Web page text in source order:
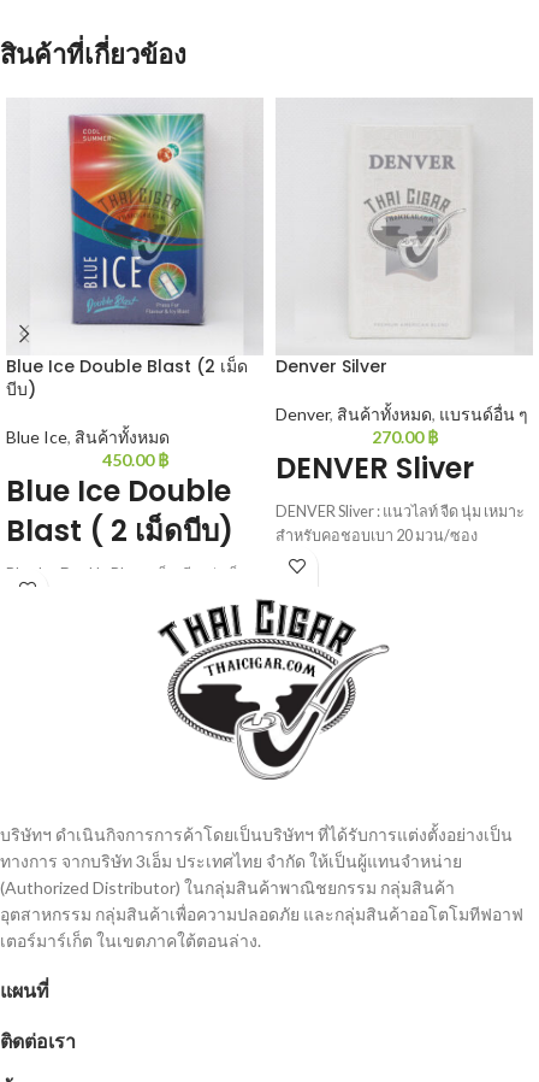
สินค้าที่เกี่ยวข้อง
Blue Ice Double Blast (2 เม็ด
บีบ)
Blue Ice, สินค้าทั้งหมด
450.00฿
Blue Ice Double
Blast ( 2 เม็ดบีบ)
Blue Ice Double Blast : เม็ดเดียวว่าเย็น
ไปเลยกับสองเม็ดบีบ 20 มวน/ซอง
Denver Silver
Denver, สินค้าทั้งหมด, แบรนด์อื่น ๆ
270.00฿
DENVER Sliver
DENVER Sliver : แนวไลท์ จืด นุ่ม เหมาะ
สำหรับคอชอบเบา 20 มวน/ซอง
บริษัทฯ ดำเนินกิจการการค้าโดยเป็นบริษัทฯ ที่ได้รับการแต่งตั้งอย่างเป็น
ทางการ จากบริษัท 3เอ็ม ประเทศไทย จํากัด ให้เป็นผู้แทนจำหน่าย
(Authorized Distributor) ในกลุ่มสินค้าพาณิชยกรรม กลุ่มสินค้า
อุตสาหกรรม กลุ่มสินค้าเพื่อความปลอดภัย และกลุ่มสินค้าออโตโมทีฟอาฟ
เตอร์มาร์เก็ต ในเขตภาคใต้ตอนล่าง.
แผนที่
ติดต่อเรา